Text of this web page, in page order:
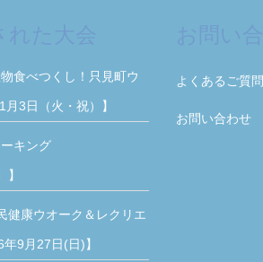
食べつくし！只見町ウ
3日（火・祝）】
キング
健康ウオーク＆レクリエ
9月27日(日)】
よくあるご質問
お問い合わせ